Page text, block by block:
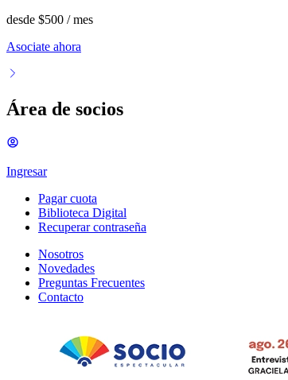
desde $500 / mes
Asociate ahora
Área de socios
Ingresar
Pagar cuota
Biblioteca Digital
Recuperar contraseña
Nosotros
Novedades
Preguntas Frecuentes
Contacto